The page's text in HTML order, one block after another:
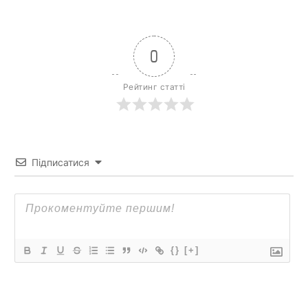
0
Рейтинг статті
Підписатися
{} [+]